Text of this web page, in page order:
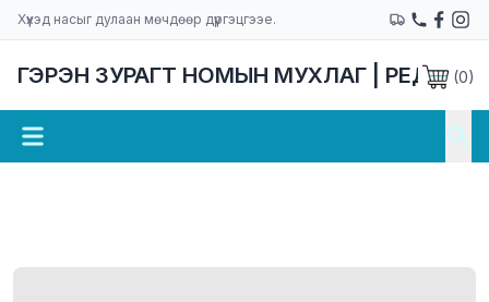
Хүүхэд насыг дулаан мөчдөөр дүүргэцгээе.
ГЭРЭН ЗУРАГТ НОМЫН МУХЛАГ | РЕДАКЦ
(0)